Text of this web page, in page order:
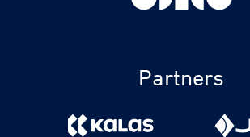
Partners